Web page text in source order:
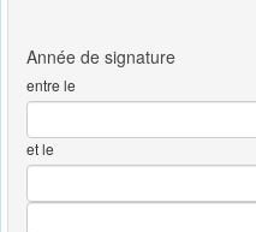
entre le
et le